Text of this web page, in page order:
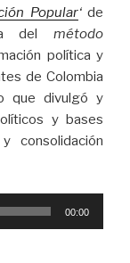
Popular‘ de
del método
política y
de Colombia
que divulgó y
y bases
consolidación
00:00